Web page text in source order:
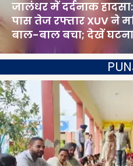
जालंधर में दर्दनाक
पास तेज रफ्तार XUV ने
बाल-बाल बचा; देखें घटना